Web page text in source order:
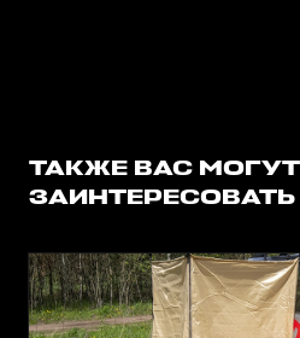
ТАКЖЕ ВАС МОГУТ
ЗАИНТЕРЕСОВАТЬ